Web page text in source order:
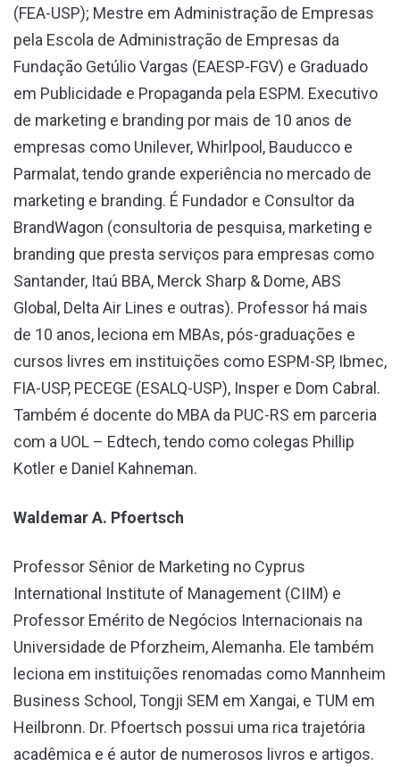
(FEA-USP); Mestre em Administração de Empresas
pela Escola de Administração de Empresas da
Fundação Getúlio Vargas (EAESP-FGV) e Graduado
em Publicidade e Propaganda pela ESPM. Executivo
de marketing e branding por mais de 10 anos de
empresas como Unilever, Whirlpool, Bauducco e
Parmalat, tendo grande experiência no mercado de
marketing e branding. É Fundador e Consultor da
BrandWagon (consultoria de pesquisa, marketing e
branding que presta serviços para empresas como
Santander, Itaú BBA, Merck Sharp & Dome, ABS
Global, Delta Air Lines e outras). Professor há mais
de 10 anos, leciona em MBAs, pós-graduações e
cursos livres em instituições como ESPM-SP, Ibmec,
FIA-USP, PECEGE (ESALQ-USP), Insper e Dom Cabral.
Também é docente do MBA da PUC-RS em parceria
com a UOL – Edtech, tendo como colegas Phillip
Kotler e Daniel Kahneman.
Waldemar A. Pfoertsch
Professor Sênior de Marketing no Cyprus
International Institute of Management (CIIM) e
Professor Emérito de Negócios Internacionais na
Universidade de Pforzheim, Alemanha. Ele também
leciona em instituições renomadas como Mannheim
Business School, Tongji SEM em Xangai, e TUM em
Heilbronn. Dr. Pfoertsch possui uma rica trajetória
acadêmica e é autor de numerosos livros e artigos.